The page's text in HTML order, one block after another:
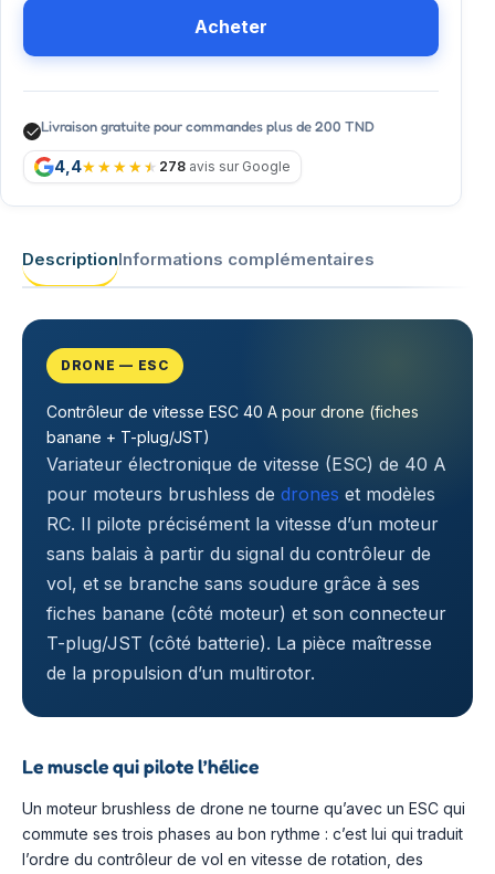
Acheter
Livraison gratuite pour commandes plus de 200 TND
4,4 278 avis sur Google
DescriptionInformations complémentaires
DRONE — ESC
Contrôleur de vitesse ESC 40 A pour drone (fiches
banane + T-plug/JST)
Variateur électronique de vitesse (ESC) de 40 A
pour moteurs brushless de drones et modèles
RC. Il pilote précisément la vitesse d’un moteur
sans balais à partir du signal du contrôleur de
vol, et se branche sans soudure grâce à ses
fiches banane (côté moteur) et son connecteur
T-plug/JST (côté batterie). La pièce maîtresse
de la propulsion d’un multirotor.
Le muscle qui pilote l’hélice
Un moteur brushless de drone ne tourne qu’avec un ESC qui
commute ses trois phases au bon rythme : c’est lui qui traduit
l’ordre du contrôleur de vol en vitesse de rotation, des